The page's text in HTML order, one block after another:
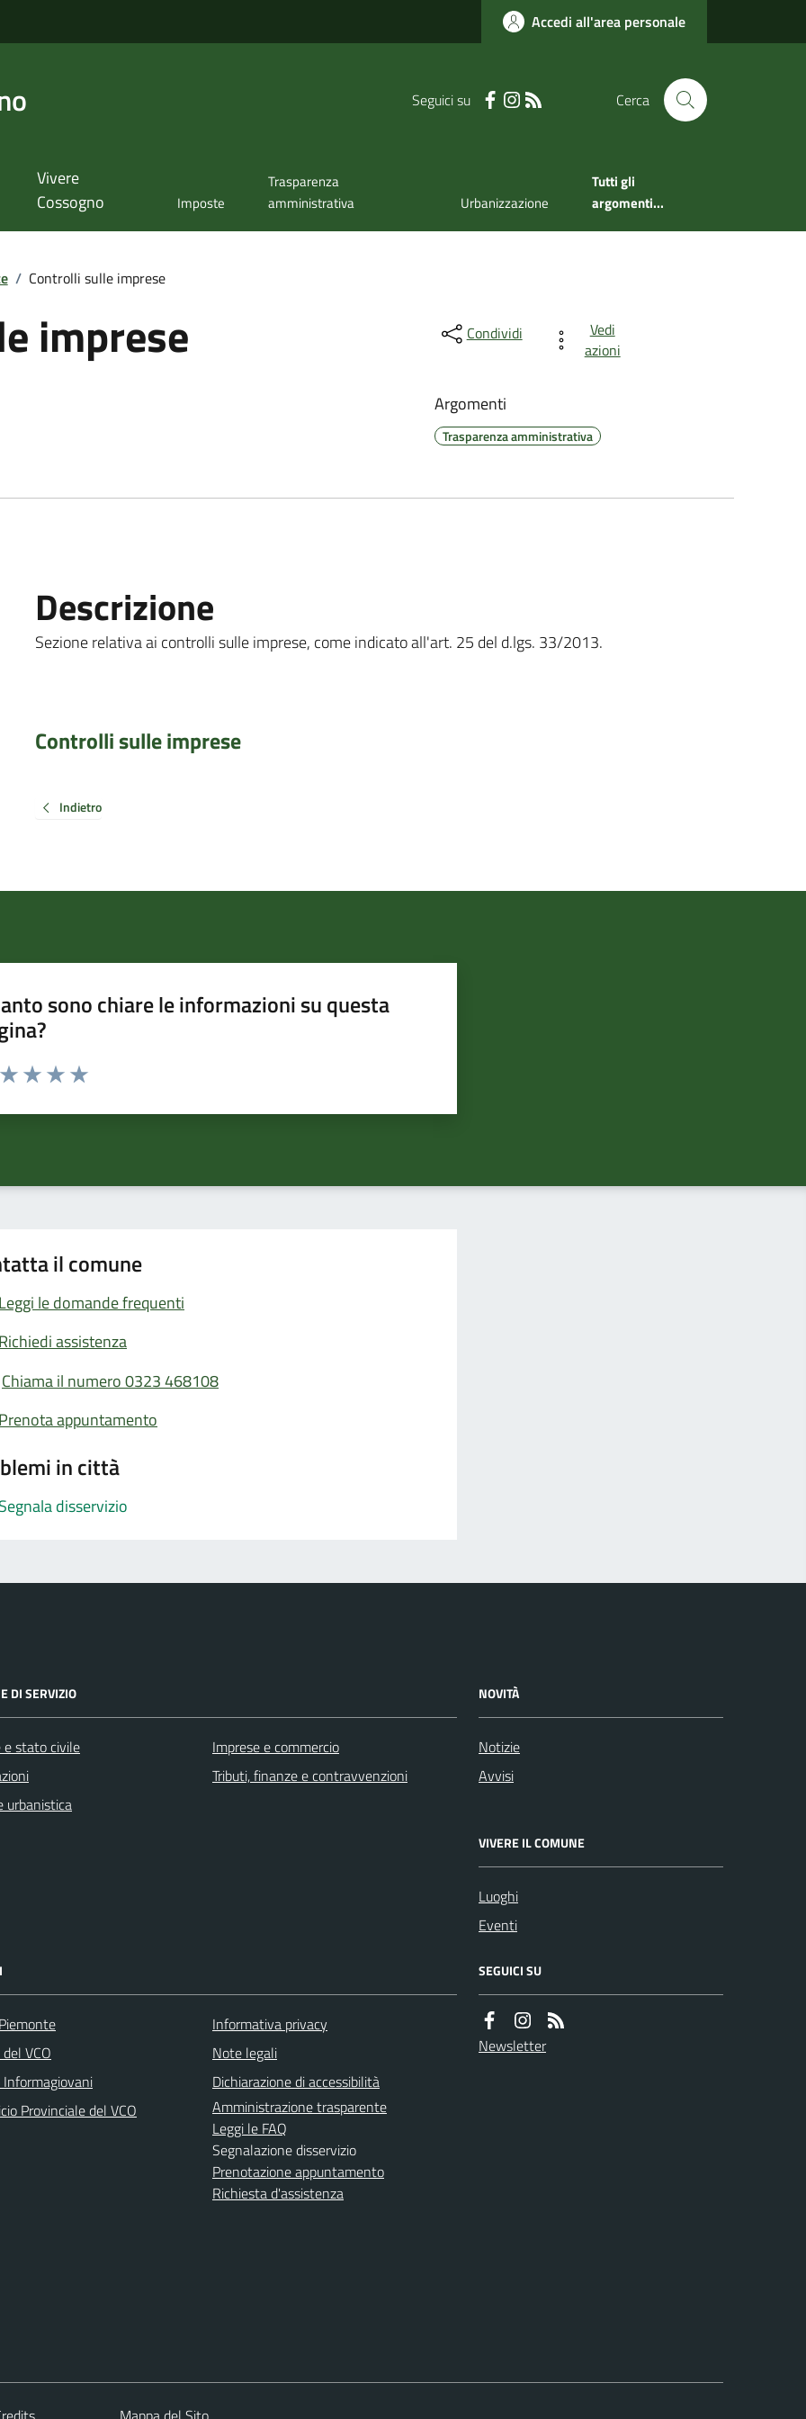
Accedi all'area personale
Seguici su Cerca
Vivere
Cossogno
Imposte
Trasparenza
amministrativa
Urbanizzazione
Tutti gli
argomenti...
/ Controlli sulle imprese
imprese Condividi
Vedi
azioni
Argomenti
Trasparenza amministrativa
Descrizione
Sezione relativa ai controlli sulle imprese, come indicato all'art. 25 del d.lgs. 33/2013.
Controlli sulle imprese
Indietro
sono chiare le informazioni su questa
da 1 a 5 stelle la pagina
il comune
Leggi le domande frequenti
Richiedi assistenza
Chiama il numero 0323 468108
Prenota appuntamento
in città
Segnala disservizio
DI SERVIZIO
e stato civile
urbanistica
Imprese e commercio
Tributi, finanze e contravvenzioni
NOVITÀ
Notizie
Avvisi
VIVERE IL COMUNE
Luoghi
Eventi
VCO
Provinciale del VCO
Informativa privacy
Note legali
Dichiarazione di accessibilità
Amministrazione trasparente
Leggi le FAQ
Segnalazione disservizio
Prenotazione appuntamento
Richiesta d'assistenza
SEGUICI SU
Newsletter